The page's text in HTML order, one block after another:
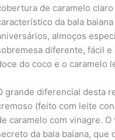
de caramelo
da bala
almoços
diferente, fácil
do coco e o caramelo
grande diferencial desta
(feito com leite
caramelo com vinagre.
da bala baiana, que